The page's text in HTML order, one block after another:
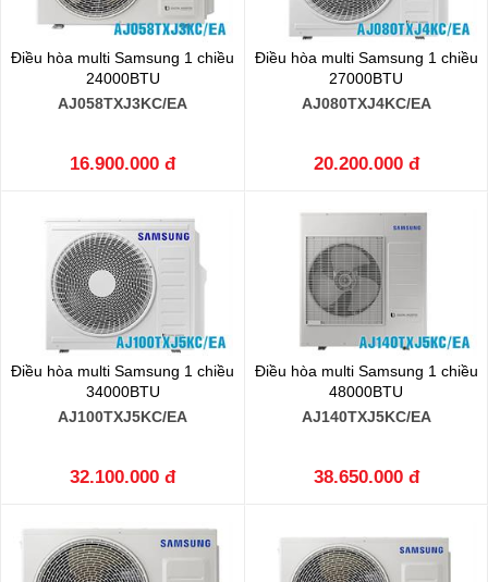
Điều hòa multi Samsung 1 chiều
24000BTU
AJ058TXJ3KC/EA
16.900.000 đ
Điều hòa multi Samsung 1 chiều
27000BTU
AJ080TXJ4KC/EA
20.200.000 đ
Điều hòa multi Samsung 1 chiều
34000BTU
AJ100TXJ5KC/EA
32.100.000 đ
Điều hòa multi Samsung 1 chiều
48000BTU
AJ140TXJ5KC/EA
38.650.000 đ